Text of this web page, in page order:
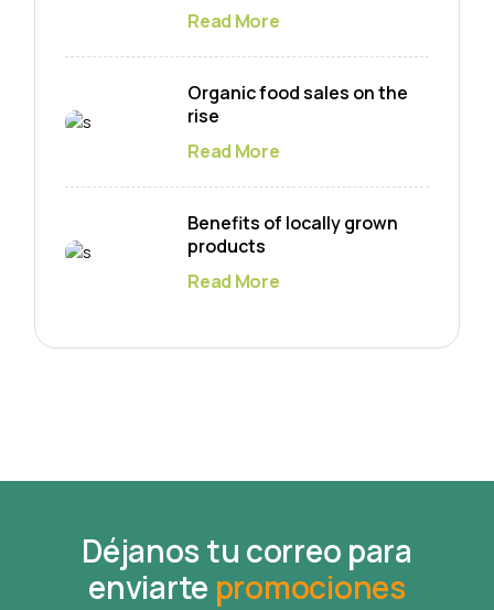
Read More
Organic food sales on the
rise
Read More
Benefits of locally grown
products
Read More
Déjanos tu correo para
enviarte promociones